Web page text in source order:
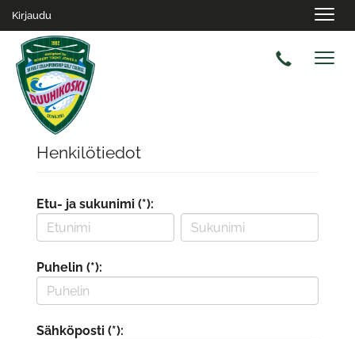
Kirjaudu
Henkilötiedot
Etu- ja sukunimi (*):
Puhelin (*):
Sähköposti (*):